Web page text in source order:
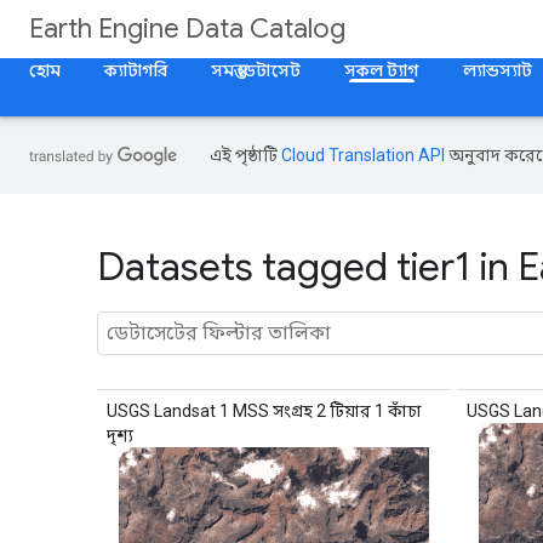
Earth Engine Data Catalog
হোম
ক্যাটাগরি সমস্ত ডেটাসেট সকল ট্যাগ ল্যান্ডস্যাট
এই পৃষ্ঠাটিCloud Translation API অনুবাদ
Datasets tagged tier1 in
USGS Landsat 1 MSS সংগ্রহ 2 টিয়ার 1 কাঁচা
দৃশ্য
USGS